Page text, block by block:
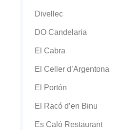
Divellec
DO Candelaria
El Cabra
El Celler d’Argentona
El Portón
El Racó d’en Binu
Es Caló Restaurant